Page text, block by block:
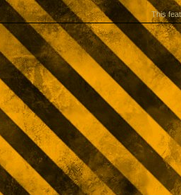
This